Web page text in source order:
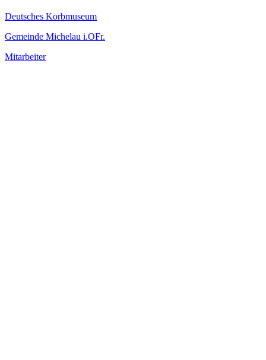
Deutsches Korbmuseum
Gemeinde Michelau i.OFr.
Mitarbeiter